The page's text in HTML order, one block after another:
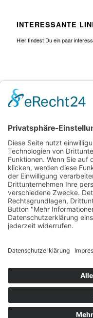
INTERESSANTE
Hier findest Du ein paar
SEITEN
Beispiel Seite
Sample Page
KATEGORIEN
Uncategorized